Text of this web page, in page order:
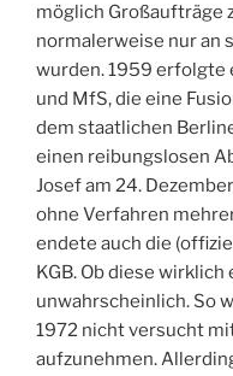
möglich Großaufträge
normalerweise nur an
wurden. 1959 erfolgte
und MfS, die eine
dem staatlichen
einen reibungslosen
Josef am 24.
ohne Verfahren
endete auch die
KGB. Ob diese
unwahrscheinlich. So
1972 nicht versucht
aufzunehmen.